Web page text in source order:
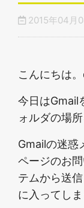
2015年04月
こんにちは
今日はGmail
ォルダの場
Gmailの迷惑
ページのお
テムから送
に入ってし